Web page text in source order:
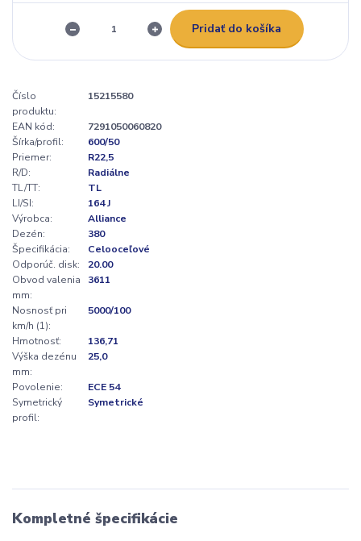
Pridať do košíka
Číslo
produktu:
15215580
EAN kód:
7291050060820
Šírka/profil:
600/50
Priemer:
R22,5
R/D:
Radiálne
TL/TT:
TL
LI/SI:
164 J
Výrobca:
Alliance
Dezén:
380
Špecifikácia:
Celooceľové
Odporúč. disk:
20.00
Obvod valenia
mm:
3611
Nosnosť pri
km/h (1):
5000/100
Hmotnosť:
136,71
Výška dezénu
mm:
25,0
Povolenie:
ECE 54
Symetrický
profil:
Symetrické
Kompletné špecifikácie